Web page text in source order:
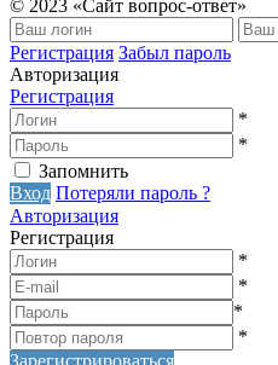
© 2023 «Сайт вопрос-ответ»
Регистрация Забыл пароль
Авторизация
Регистрация
*
*
Запомнить
Вход Потеряли пароль ?
Авторизация
Регистрация
*
*
*
*